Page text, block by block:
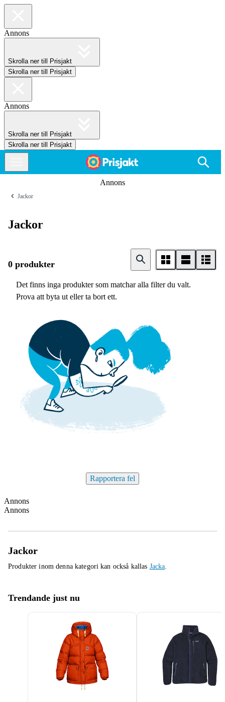
Annons
Skrolla ner till Prisjakt
Skrolla ner till Prisjakt
Annons
Skrolla ner till Prisjakt
Skrolla ner till Prisjakt
Annons
Jackor
Jackor
0 produkter
Det finns inga produkter som matchar alla filter du valt.
Prova att byta ut eller ta bort ett.
Rapportera fel
Annons
Annons
Jackor
Produkter inom denna kategori kan också kallas Jacka.
Trendande just nu